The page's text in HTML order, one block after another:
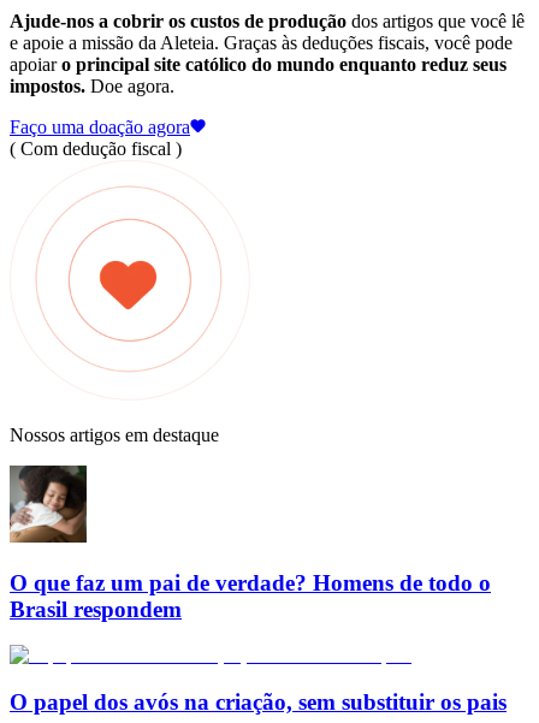
Ajude-nos a cobrir os custos de produção dos artigos que você lê
e apoie a missão da Aleteia. Graças às deduções fiscais, você pode
apoiaro principal site católico do mundo enquanto reduz seus
impostos. Doe agora.
Faço uma doação agora
( Com dedução fiscal )
Nossos artigos em destaque
O que faz um pai de verdade? Homens de todo o
Brasil respondem
O papel dos avós na criação, sem substituir os pais